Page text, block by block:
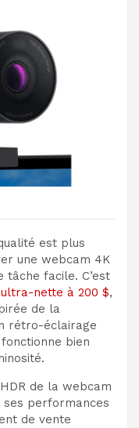
est plus
une webcam 4K
tâche facile. C’est
nette à 200 $,
de la
rétro-éclairage
bien
de la webcam
performances
de vente